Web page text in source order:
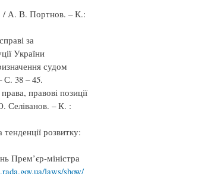
/ А. В. Портнов. – К.:
за
України
судом
С. 38 – 45.
правові позиції
Селіванов. – К. :
розвитку:
Прем’єр-міністра
laws/show/